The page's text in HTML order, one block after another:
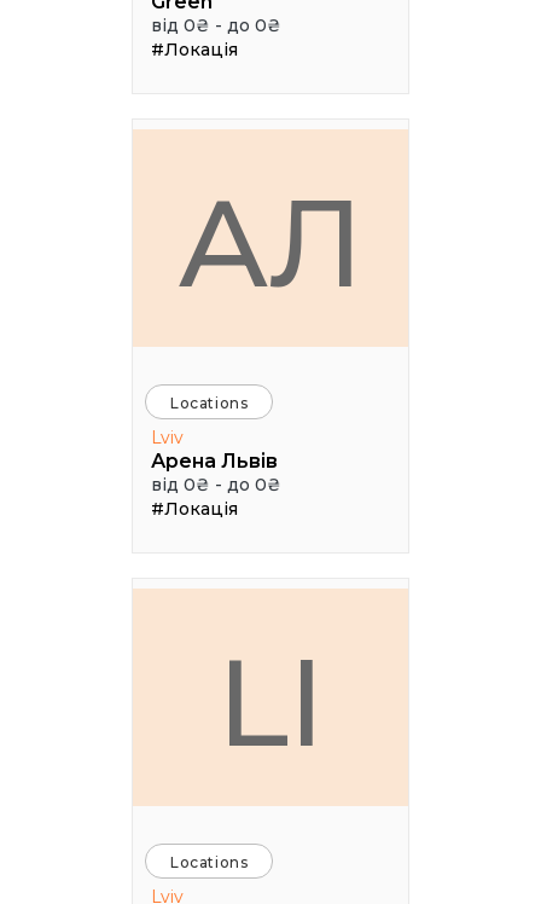
від 0₴ - до 0₴
#Локація
АЛ
Locations
Lviv
Арена Львів
від 0₴ - до 0₴
#Локація
LI
Locations
Lviv